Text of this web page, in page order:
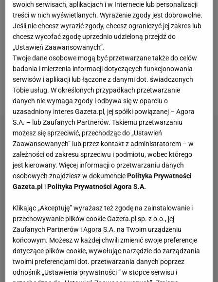
na bramkę - powiedział Mateusz Borek w programie
Prawda Futbolu na Youtubie. I dodaje: Jacek
Góralski zasłużył sobie na zaufanie dzięki ostatnim
występom. Z klasą piłkarską
dyskutuję. NatomiastMateusz Klichnas ostatnio
zawodził i to być może właśnie za niego Kittel
powinien pojawić się w polskiejkadrze.
swoich serwisach, aplikacjach i w Internecie lub personalizacji
treści w nich wyświetlanych. Wyrażenie zgody jest dobrowolne.
Jeśli nie chcesz wyrazić zgody, chcesz ograniczyć jej zakres lub
chcesz wycofać zgodę uprzednio udzieloną przejdź do
„Ustawień Zaawansowanych”.
Twoje dane osobowe mogą być przetwarzane także do celów
badania i mierzenia informacji dotyczących funkcjonowania
serwisów i aplikacji lub łączone z danymi dot. świadczonych
Tobie usług. W określonych przypadkach przetwarzanie
danych nie wymaga zgody i odbywa się w oparciu o
uzasadniony interes Gazeta.pl, jej spółki powiązanej – Agora
S.A. – lub Zaufanych Partnerów. Takiemu przetwarzaniu
możesz się sprzeciwić, przechodząc do „Ustawień
Zaawansowanych” lub przez kontakt z administratorem – w
zależności od zakresu sprzeciwu i podmiotu, wobec którego
jest kierowany. Więcej informacji o przetwarzaniu danych
osobowych znajdziesz w dokumenciePolityka Prywatności
Gazeta.pl iPolityka Prywatności Agora S.A.
Klikając „Akceptuję” wyrażasz też zgodę na zainstalowanie i
przechowywanie plików cookie Gazeta.pl sp. z o.o., jej
Zaufanych Partnerów i Agora S.A. na Twoim urządzeniu
końcowym. Możesz w każdej chwili zmienić swoje preferencje
dotyczące plików cookie, wywołując narzędzie do zarządzania
twoimi preferencjami dot. przetwarzania danych poprzez
odnośnik „Ustawienia prywatności ” w stopce serwisu i